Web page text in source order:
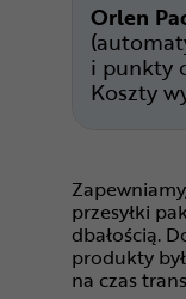
Orlen
i punkty
Koszty
przesyłki
dbałością.
produkty
na czas